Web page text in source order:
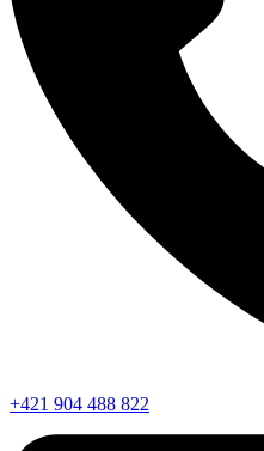
+421 904 488 822